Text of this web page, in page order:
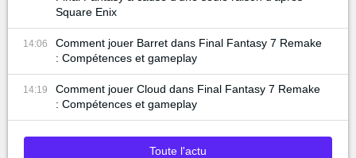
Square Enix
14:06
Comment jouer Barret dans Final Fantasy 7 Remake
: Compétences et gameplay
14:19
Comment jouer Cloud dans Final Fantasy 7 Remake
: Compétences et gameplay
Toute l'actu